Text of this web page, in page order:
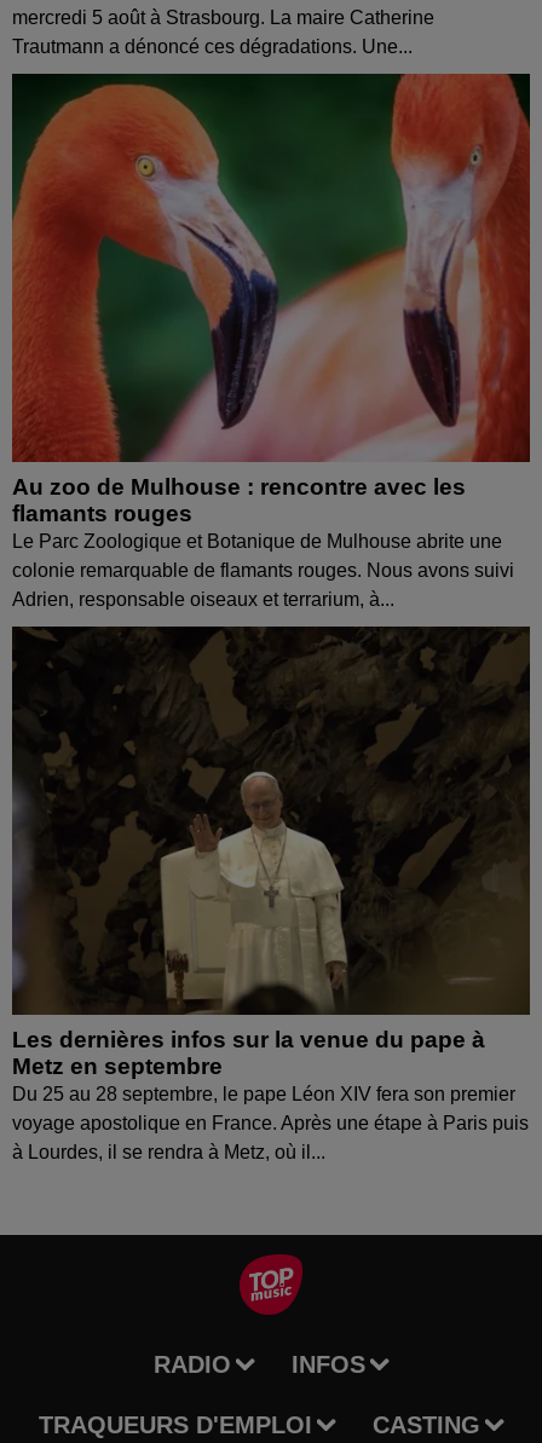
mercredi 5 août à Strasbourg. La maire Catherine
Trautmann a dénoncé ces dégradations. Une...
Au zoo de Mulhouse : rencontre avec les
flamants rouges
Le Parc Zoologique et Botanique de Mulhouse abrite une
colonie remarquable de flamants rouges. Nous avons suivi
Adrien, responsable oiseaux et terrarium, à...
Les dernières infos sur la venue du pape à
Metz en septembre
Du 25 au 28 septembre, le pape Léon XIV fera son premier
voyage apostolique en France. Après une étape à Paris puis
à Lourdes, il se rendra à Metz, où il...
RADIO INFOS
TRAQUEURS D'EMPLOI CASTING